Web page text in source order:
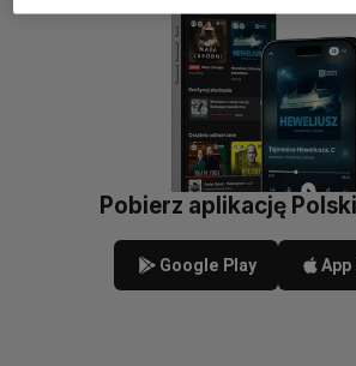
Pobierz aplikację
Google Play